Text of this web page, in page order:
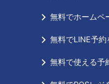
無料でホームペ
無料でLINE予
無料で使える予